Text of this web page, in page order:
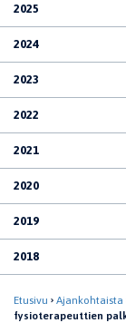
2025
2024
2023
2022
2021
2020
2019
2018
Etusivu Ajankohtaista
fysioterapeuttien